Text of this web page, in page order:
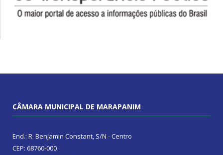
CÂMARA MUNICIPAL DE MARAPANIM
End.: R. Benjamin Constant, S/N - Centro
CEP: 68760-000